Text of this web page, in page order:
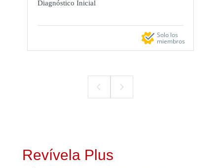
Diagnóstico Inicial
Solo los
miembros
Revívela Plus